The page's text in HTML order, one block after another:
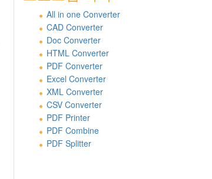
All in one Converter
CAD Converter
Doc Converter
HTML Converter
PDF Converter
Excel Converter
XML Converter
CSV Converter
PDF Printer
PDF Combine
PDF Splitter